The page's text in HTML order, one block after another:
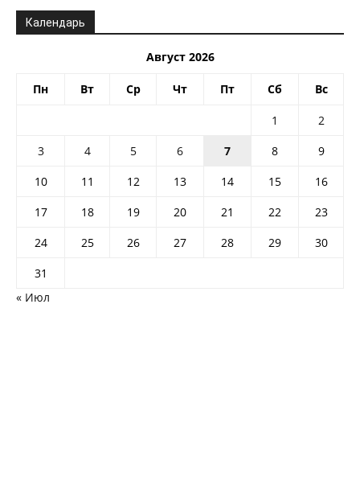
Календарь
Август 2026
Пн Вт Ср Чт Пт Сб Вс
1
2
3
4 5 6 7 8
9
10
11 12 13 14 15
16
17
18 19 20 21 22
23
24
25 26 27 28 29
30
31
« Июл